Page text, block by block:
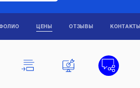
ЦЕНЫ ОТЗЫВЫ